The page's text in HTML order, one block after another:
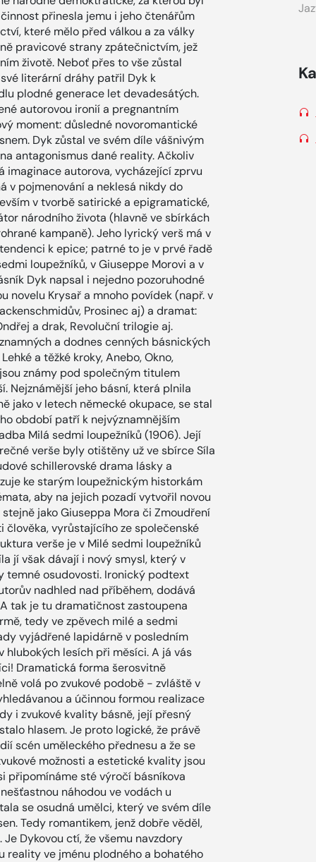
přinesla jemu i jeho čtenářům
které mělo před válkou a za války
pravicové strany zpátečnictvím, jež
životě. Neboť přes to vše zůstal
literární dráhy patřil Dyk k
plodné generace let devadesátých.
autorovou ironií a pregnantním
moment: důsledné novoromantické
Dyk zůstal ve svém díle vášnivým
antagonismus dané reality. Ačkoliv
autorova, vycházející zprvu
v pojmenování a neklesá nikdy do
v tvorbě satirické a epigramatické,
národního života (hlavně ve sbírkách
kampaně). Jeho lyrický verš má v
k epice; patrné to je v prvé řadě
loupežníků, v Giuseppe Morovi a v
Dyk napsal i nejedno pozoruhodné
novelu Krysař a mnoho povídek (např. v
Prosinec aj) a dramat:
a drak, Revoluční trilogie aj.
a dodnes cenných básnických
a těžké kroky, Anebo, Okno,
známy pod společným titulem
Nejznámější jeho básní, která plnila
jako v letech německé okupace, se stal
období patří k nejvýznamnějším
Milá sedmi loupežníků (1906). Její
verše byly otištěny už ve sbírce Síla
schillerovské drama lásky a
ke starým loupežnickým historkám
aby na jejich pozadí vytvořil novou
jako Giuseppa Mora či Zmoudření
vyrůstajícího ze společenské
verše je v Milé sedmi loupežníků
jí však dávají i nový smysl, který v
temné osudovosti. Ironický podtext
nadhled nad příběhem, dodává
tak je tu dramatičnost zastoupena
tedy ve zpěvech milé a sedmi
vyjádřené lapidárně v posledním
hlubokých lesích při měsíci. A já vás
Dramatická forma šerosvitně
volá po zvukové podobě - zvláště v
a účinnou formou realizace
i zvukové kvality básně, její přesný
hlasem. Je proto logické, že právě
scén uměleckého přednesu a že se
možnosti a estetické kvality jsou
připomínáme sté výročí básníkova
náhodou ve vodách u
se osudná umělci, který ve svém díle
Tedy romantikem, jenž dobře věděl,
Dykovou ctí, že všemu navzdory
reality ve jménu plodného a bohatého